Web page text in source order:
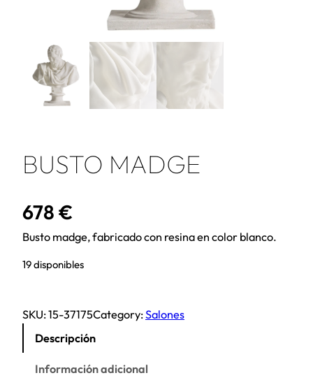
BUSTO MADGE
678 €
Busto madge, fabricado con resina en color blanco.
19 disponibles
SKU:15-37175Category:Salones
Descripción
Información adicional